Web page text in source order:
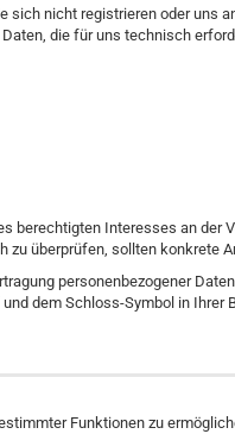
nicht registrieren oder uns
die für uns technisch
berechtigten Interesses an
zu überprüfen, sollten konkrete
personenbezogener
dem Schloss-Symbol in Ihrer
Funktionen zu